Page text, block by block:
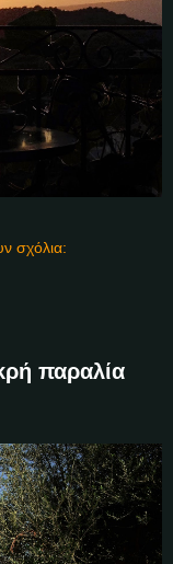
σχόλια:
παραλία